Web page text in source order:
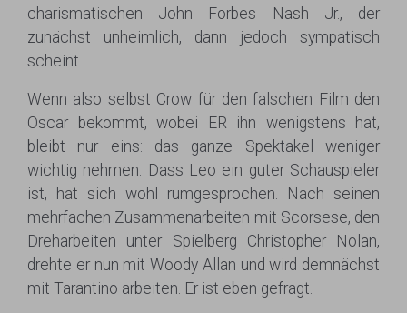
charismatischen John Forbes Nash Jr., der
zunächst unheimlich, dann jedoch sympatisch
scheint.
Wenn also selbst Crow für den falschen Film den
Oscar bekommt, wobei ER ihn wenigstens hat,
bleibt nur eins: das ganze Spektakel weniger
wichtig nehmen. Dass Leo ein guter Schauspieler
ist, hat sich wohl rumgesprochen. Nach seinen
mehrfachen Zusammenarbeiten mit Scorsese, den
Dreharbeiten unter Spielberg Christopher Nolan,
drehte er nun mit Woody Allan und wird demnächst
mit Tarantino arbeiten. Er ist eben gefragt.